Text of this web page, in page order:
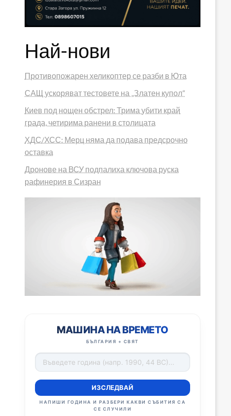
Най-нови
Противопожарен хеликоптер се разби в Юта
САЩ ускоряват тестовете на „Златен купол“
Киев под нощен обстрел: Трима убити край
града, четирима ранени в столицата
ХДС/ХСС: Мерц няма да подава предсрочно
оставка
Дронове на ВСУ подпалиха ключова руска
рафинерия в Сизран
МАШИНА НА ВРЕМЕТО
БЪЛГАРИЯ + СВЯТ
ИЗСЛЕДВАЙ
НАПИШИ ГОДИНА И РАЗБЕРИ КАКВИ СЪБИТИЯ СА
СЕ СЛУЧИЛИ